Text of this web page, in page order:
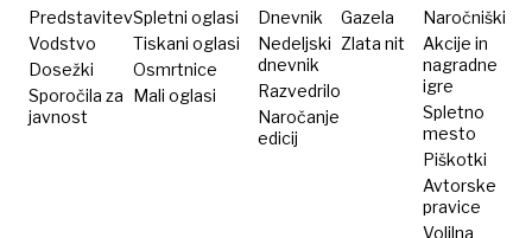
Predstavitev
Vodstvo
Dosežki
Sporočila za
javnost
Spletni oglasi
Tiskani oglasi
Osmrtnice
Mali oglasi
Dnevnik
Nedeljski
dnevnik
Razvedrilo
Naročanje
edicij
Gazela
Zlata nit
Naročniški
Akcije in
nagradne
igre
Spletno
mesto
Piškotki
Avtorske
pravice
Volilna